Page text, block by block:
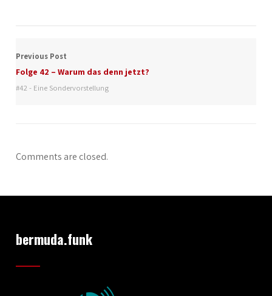
Previous Post
Folge 42 – Warum das denn jetzt?
#42 - Eine Sondervorstellung
Comments are closed.
bermuda.funk